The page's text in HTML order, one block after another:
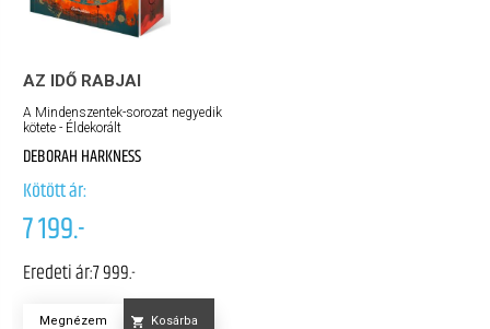
AZ IDŐ RABJAI
A Mindenszentek-sorozat negyedik
kötete - Éldekorált
DEBORAH HARKNESS
Kötött ár:
7 199.-
Eredeti ár:7 999.-
Megnézem Kosárba